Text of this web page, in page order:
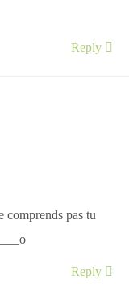
Reply
comprends pas tu
Reply